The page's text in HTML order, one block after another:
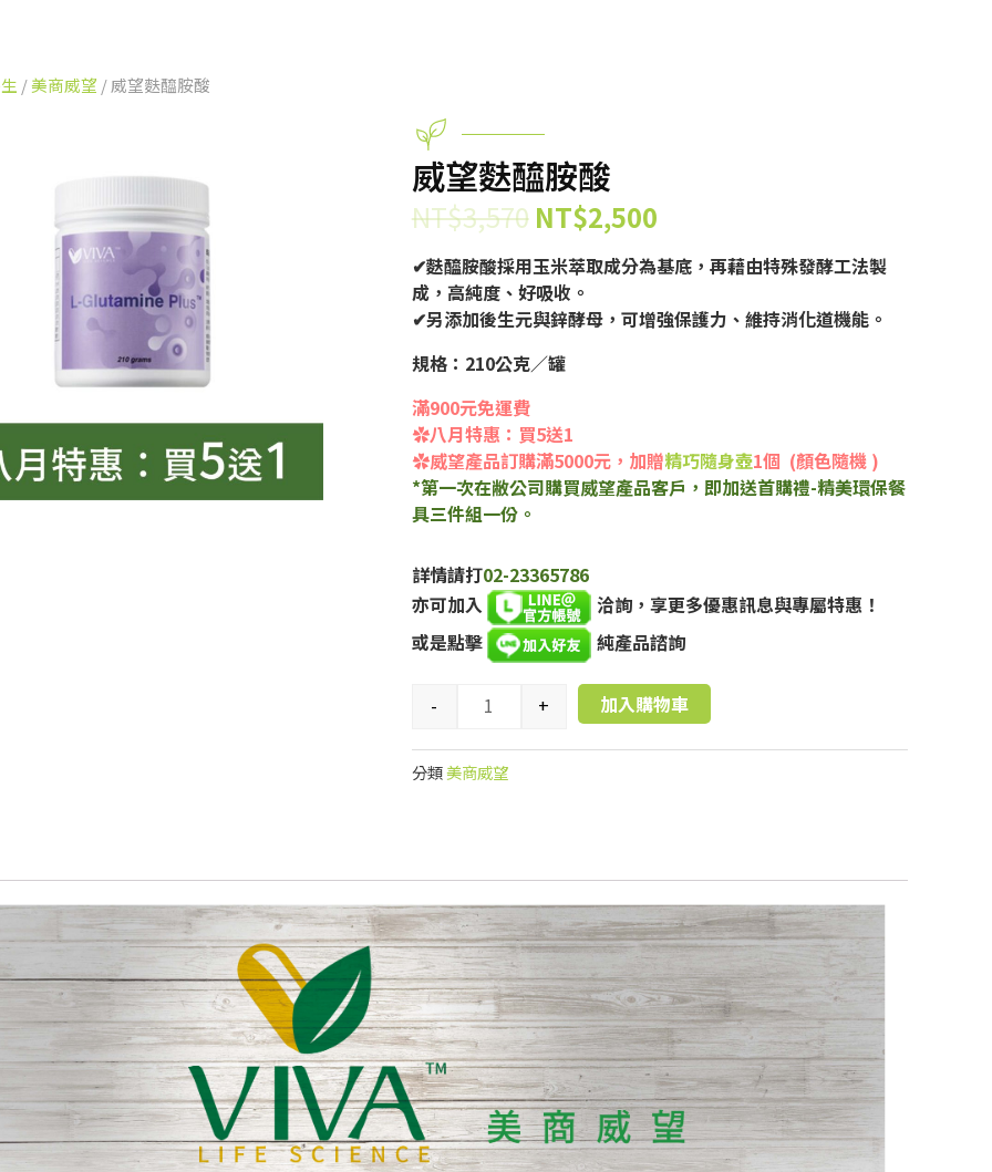
/美商威望 / 威望麩醯胺酸
威望麩醯胺酸
NT$3,570 NT$2,500
✔麩醯胺酸採用玉米萃取成分為基底，再藉由特殊發酵工法製
成，高純度、好吸收。
✔另添加後生元與鋅酵母，可增強保護力、維持消化道機能。
規格：210公克／罐
滿900元免運費
✿八月特惠：買5送1
✿威望產品訂購滿5000元，加贈精巧隨身壺1個 (顏色隨機 )
*第一次在敝公司購買威望產品客戶，即加送首購禮-精美環保餐
具三件組一份。
詳情請打02-23365786
亦可加入
洽詢，享更多優惠訊息與專屬特惠！
或是點擊
純產品諮詢
- + 加入購物車
分類美商威望